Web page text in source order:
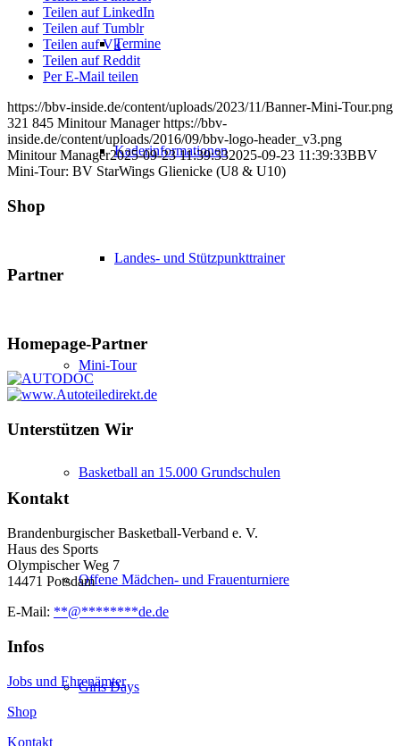
Termine
Kaderinformationen
Landes- und Stützpunkttrainer
Mini-Tour
Basketball an 15.000 Grundschulen
Offene Mädchen- und Frauenturniere
Girls Days
Teilen auf LinkedIn
Teilen auf Tumblr
Teilen auf Vk
Teilen auf Reddit
Per E-Mail teilen
https://bbv-inside.de/content/uploads/2023/11/Banner-Mini-Tour.png
321 845 Minitour Manager https://bbv-
inside.de/content/uploads/2016/09/bbv-logo-header_v3.png
Minitour Manager2025-09-23 11:39:332025-09-23 11:39:33BBV
Mini-Tour: BV StarWings Glienicke (U8 & U10)
Shop
Partner
Homepage-Partner
Unterstützen Wir
Kontakt
Brandenburgischer Basketball-Verband e. V.
Haus des Sports
Olympischer Weg 7
14471 Potsdam
E-Mail: **@********de.de
Infos
Jobs und Ehrenämter
Shop
Kontakt